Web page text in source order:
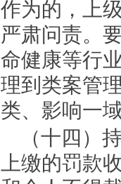
作为的，上
严肃问责。
命健康等行
理到类案管
类、影响一
（十四）
上缴的罚款